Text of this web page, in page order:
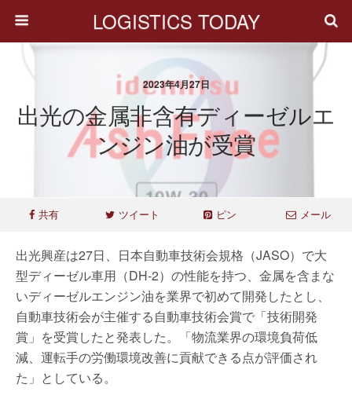
LOGISTICS TODAY
2023年4月27日
出光の金属非含有ディーゼルエ
ンジン油が受賞
共有 ツイート ピン メール
出光興産は27日、日本自動車技術会規格（JASO）で大
型ディーゼル車用（DH-2）の性能を持つ、金属を含まな
いディーゼルエンジン油を業界で初めて開発したとし、
自動車技術会が主催する自動車技術会賞で「技術開発
賞」を受賞したと発表した。「物流業界の環境負荷低
減、運転手の労働環境改善に貢献できる点が評価され
た」としている。